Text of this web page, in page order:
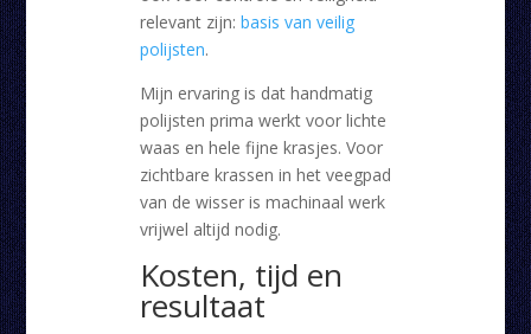
relevant zijn: basis van veilig
polijsten.
Mijn ervaring is dat handmatig
polijsten prima werkt voor lichte
waas en hele fijne krasjes. Voor
zichtbare krassen in het veegpad
van de wisser is machinaal werk
vrijwel altijd nodig.
Kosten, tijd en
resultaat